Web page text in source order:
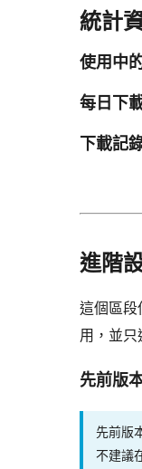
統計
使用中
每日下
下載記
進階
這個區段
用，並只
先前版
先前版
不建議